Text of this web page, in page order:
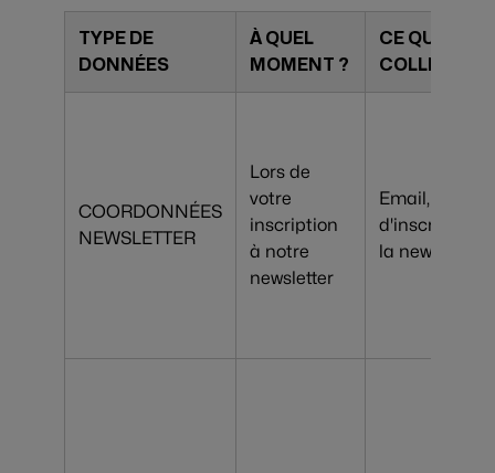
TYPE DE
DONNÉES
À QUEL
MOMENT ?
CE QUE
COORDONNÉES
NEWSLETTER
Lors de
votre
inscription
à notre
newsletter
Email, Date
d'inscription
la newsletter